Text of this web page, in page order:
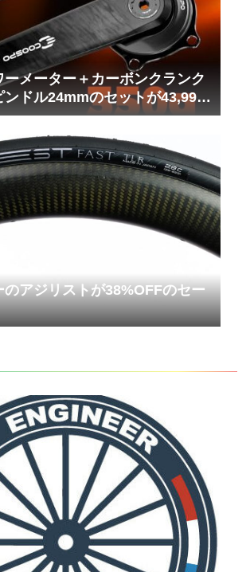
ーメーター＋カーボンクランク
ンドル24mmのセットが43,999
のアジリストが38%OFFのセー